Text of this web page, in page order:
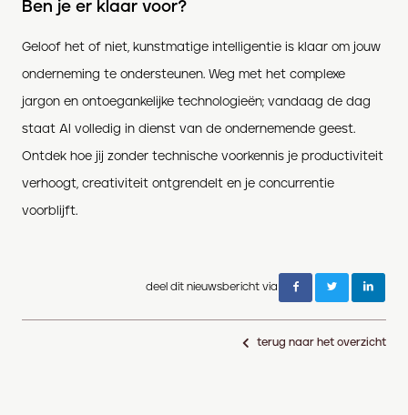
Ben je er klaar voor?
Geloof het of niet, kunstmatige intelligentie is klaar om jouw
onderneming te ondersteunen. Weg met het complexe
jargon en ontoegankelijke technologieën; vandaag de dag
staat AI volledig in dienst van de ondernemende geest.
Ontdek hoe jij zonder technische voorkennis je productiviteit
verhoogt, creativiteit ontgrendelt en je concurrentie
voorblijft.
deel dit nieuwsbericht via
terug naar het overzicht